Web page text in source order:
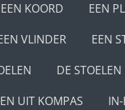
EEN KOORD EEN
VLINDER EEN
DE STOELEN
UIT KOMPAS